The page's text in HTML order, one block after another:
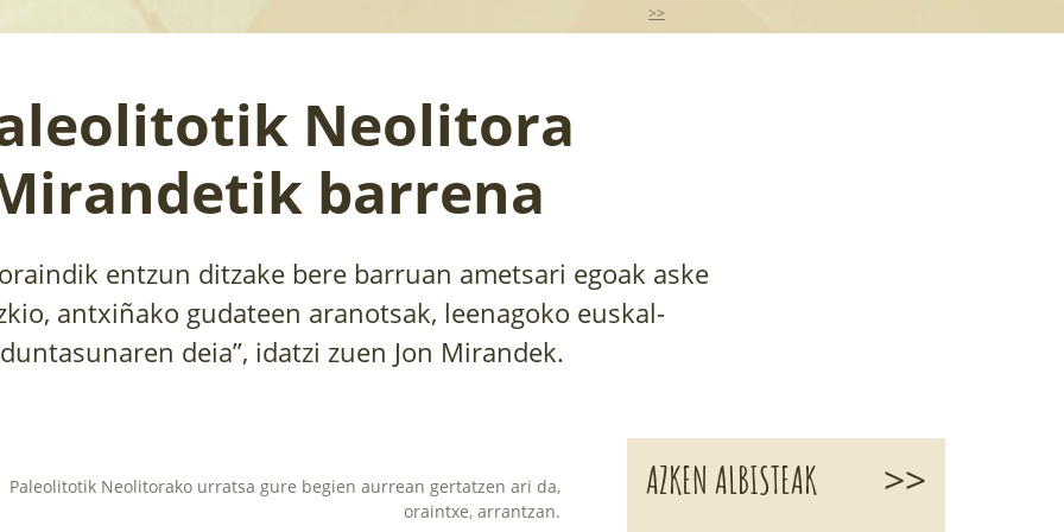
>>
Neolitora
barrena
entzun ditzake bere barruan ametsari egoak aske
antxiñako gudateen aranotsak, leenagoko euskal-
deia”, idatzi zuen Jon Mirandek.
Paleolitotik Neolitorako urratsa gure begien aurrean gertatzen ari da,
oraintxe, arrantzan.
AZKEN ALBISTEAK >>